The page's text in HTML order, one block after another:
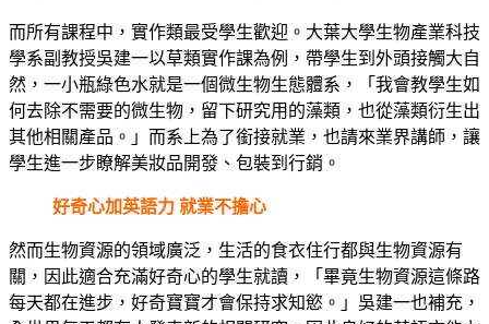
而所有課程中，實作類最受學生歡迎。大葉大學生物產業科技
學系副教授吳建一以草類實作課為例，帶學生到外頭接觸大自
然，一小瓶綠色水就是一個微生物生態體系，「我會教學生如
何去除不需要的微生物，留下研究用的藻類，也從藻類衍生出
其他相關產品。」而系上為了銜接就業，也請來業界講師，讓
學生進一步瞭解美妝品開發、包裝到行銷。
好奇心加英語力 就業不擔心
然而生物資源的領域廣泛，生活的食衣住行都與生物資源有
關，因此適合充滿好奇心的學生就讀，「畢竟生物資源這條路
每天都在進步，好奇寶寶才會保持求知慾。」吳建一也補充，